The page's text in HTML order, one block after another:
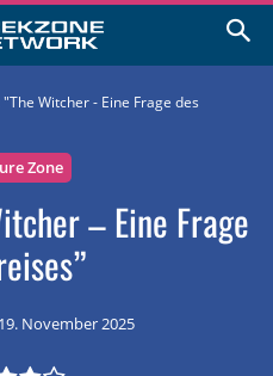
"The Witcher - Eine Frage des
Zone
– Eine Frage
19. November 2025